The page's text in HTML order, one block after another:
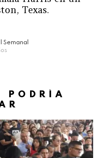
Texas.
Semanal
PODRÍA